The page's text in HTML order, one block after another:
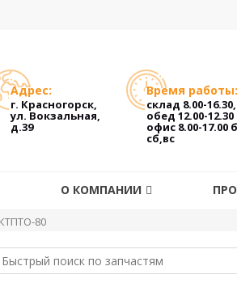
Адрес:
г. Красногорск,
ул. Вокзальная,
д.39
Время работы:
склад 8.00-16.30,
обед 12.00-
офис 8.00-
сб,вс
О КОМПАНИИ
80